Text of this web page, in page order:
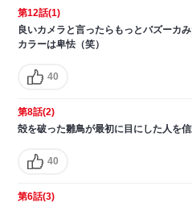
第12話(1)
良いカメラと言ったらもっとバズーカ
カラーは卑怯（笑）
40
第8話(2)
殻を破った雛鳥が最初に目にした人を
40
第6話(3)